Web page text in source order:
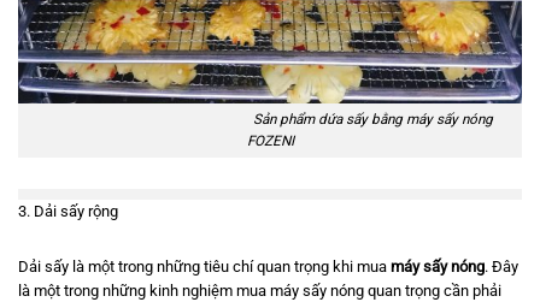
Sản phẩm dứa sấy bằng máy sấy nóng
FOZENI
3. Dải sấy rộng
Dải sấy là một trong những tiêu chí quan trọng khi mua máy sấy nóng. Đây
là một trong những kinh nghiệm mua máy sấy nóng quan trọng cần phải